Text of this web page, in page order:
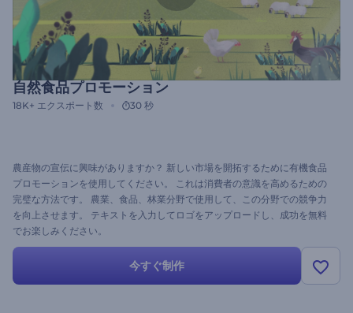
自然食品プロモーション
18K+ エクスポート数 30 秒
農産物の宣伝に興味がありますか？ 新しい市場を開拓するために有機食品
プロモーションを使用してください。 これは消費者の意識を高めるための
完璧な方法です。 農業、食品、林業分野で使用して、この分野での競争力
を向上させます。 テキストを入力してロゴをアップロードし、成功を無料
でお楽しみください。
今すぐ制作